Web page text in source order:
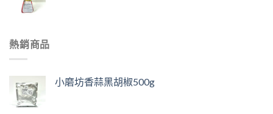
熱銷商品
小磨坊香蒜黑胡椒500g